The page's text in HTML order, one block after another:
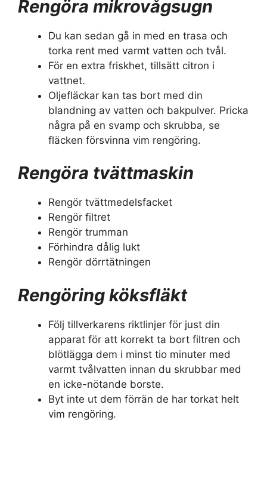
Rengöra mikrovågsugn
Du kan sedan gå in med en trasa och
torka rent med varmt vatten och tvål.
För en extra friskhet, tillsätt citron i
vattnet.
Oljefläckar kan tas bort med din
blandning av vatten och bakpulver. Pricka
några på en svamp och skrubba, se
fläcken försvinna vim rengöring.
Rengöra tvättmaskin
Rengör tvättmedelsfacket
Rengör filtret
Rengör trumman
Förhindra dålig lukt
Rengör dörrtätningen
Rengöring köksfläkt
Följ tillverkarens riktlinjer för just din
apparat för att korrekt ta bort filtren och
blötlägga dem i minst tio minuter med
varmt tvålvatten innan du skrubbar med
en icke-nötande borste.
Byt inte ut dem förrän de har torkat helt
vim rengöring.